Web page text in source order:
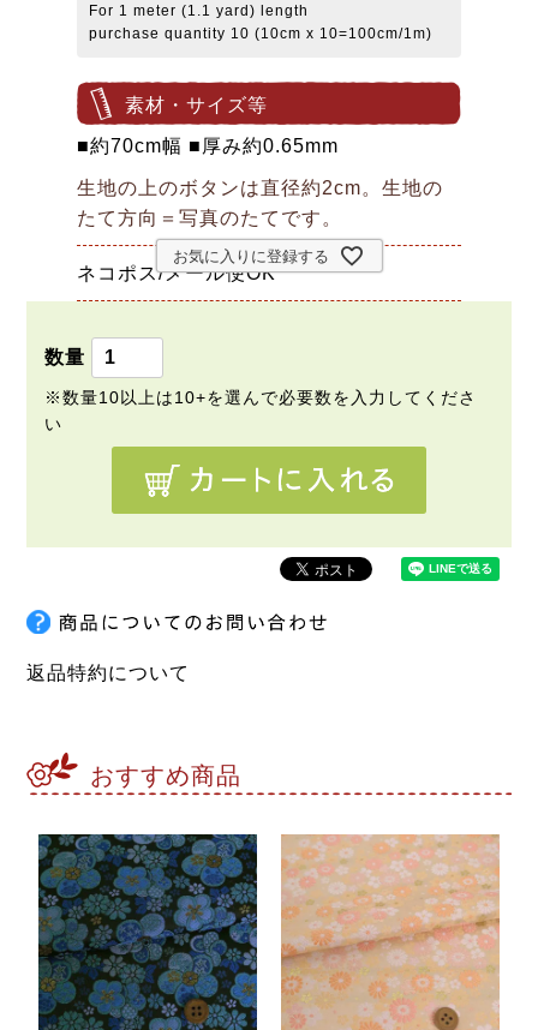
For 1 meter (1.1 yard) length
purchase quantity 10 (10cm x 10=100cm/1m)
素材・サイズ等
■約70cm幅 ■厚み約0.65mm
生地の上のボタンは直径約2cm。生地の
たて方向＝写真のたてです。
ネコポス/メール便OK
お気に入りに登録する
返品特約について
おすすめ商品